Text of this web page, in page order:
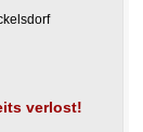
verlost!